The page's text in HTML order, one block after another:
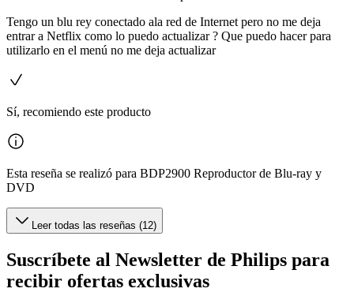
Tengo un blu rey conectado ala red de Internet pero no me deja
entrar a Netflix como lo puedo actualizar ? Que puedo hacer para
utilizarlo en el menú no me deja actualizar
Sí, recomiendo este producto
Esta reseña se realizó para BDP2900 Reproductor de Blu-ray y
DVD
Leer todas las reseñas (12)
Suscríbete al Newsletter de Philips para
recibir ofertas exclusivas